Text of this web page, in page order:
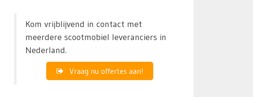
Kom vrijblijvend in contact met
meerdere scootmobiel leveranciers in
Nederland.
Vraag nu offertes aan!